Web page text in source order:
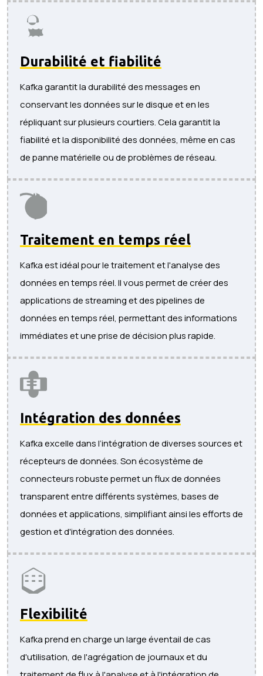
Durabilité et fiabilité
Kafka garantit la durabilité des messages en
conservant les données sur le disque et en les
répliquant sur plusieurs courtiers. Cela garantit la
fiabilité et la disponibilité des données, même en cas
de panne matérielle ou de problèmes de réseau.
Traitement en temps réel
Kafka est idéal pour le traitement et l'analyse des
données en temps réel. Il vous permet de créer des
applications de streaming et des pipelines de
données en temps réel, permettant des informations
immédiates et une prise de décision plus rapide.
Intégration des données
Kafka excelle dans l’intégration de diverses sources et
récepteurs de données. Son écosystème de
connecteurs robuste permet un flux de données
transparent entre différents systèmes, bases de
données et applications, simplifiant ainsi les efforts de
gestion et d'intégration des données.
Flexibilité
Kafka prend en charge un large éventail de cas
d'utilisation, de l'agrégation de journaux et du